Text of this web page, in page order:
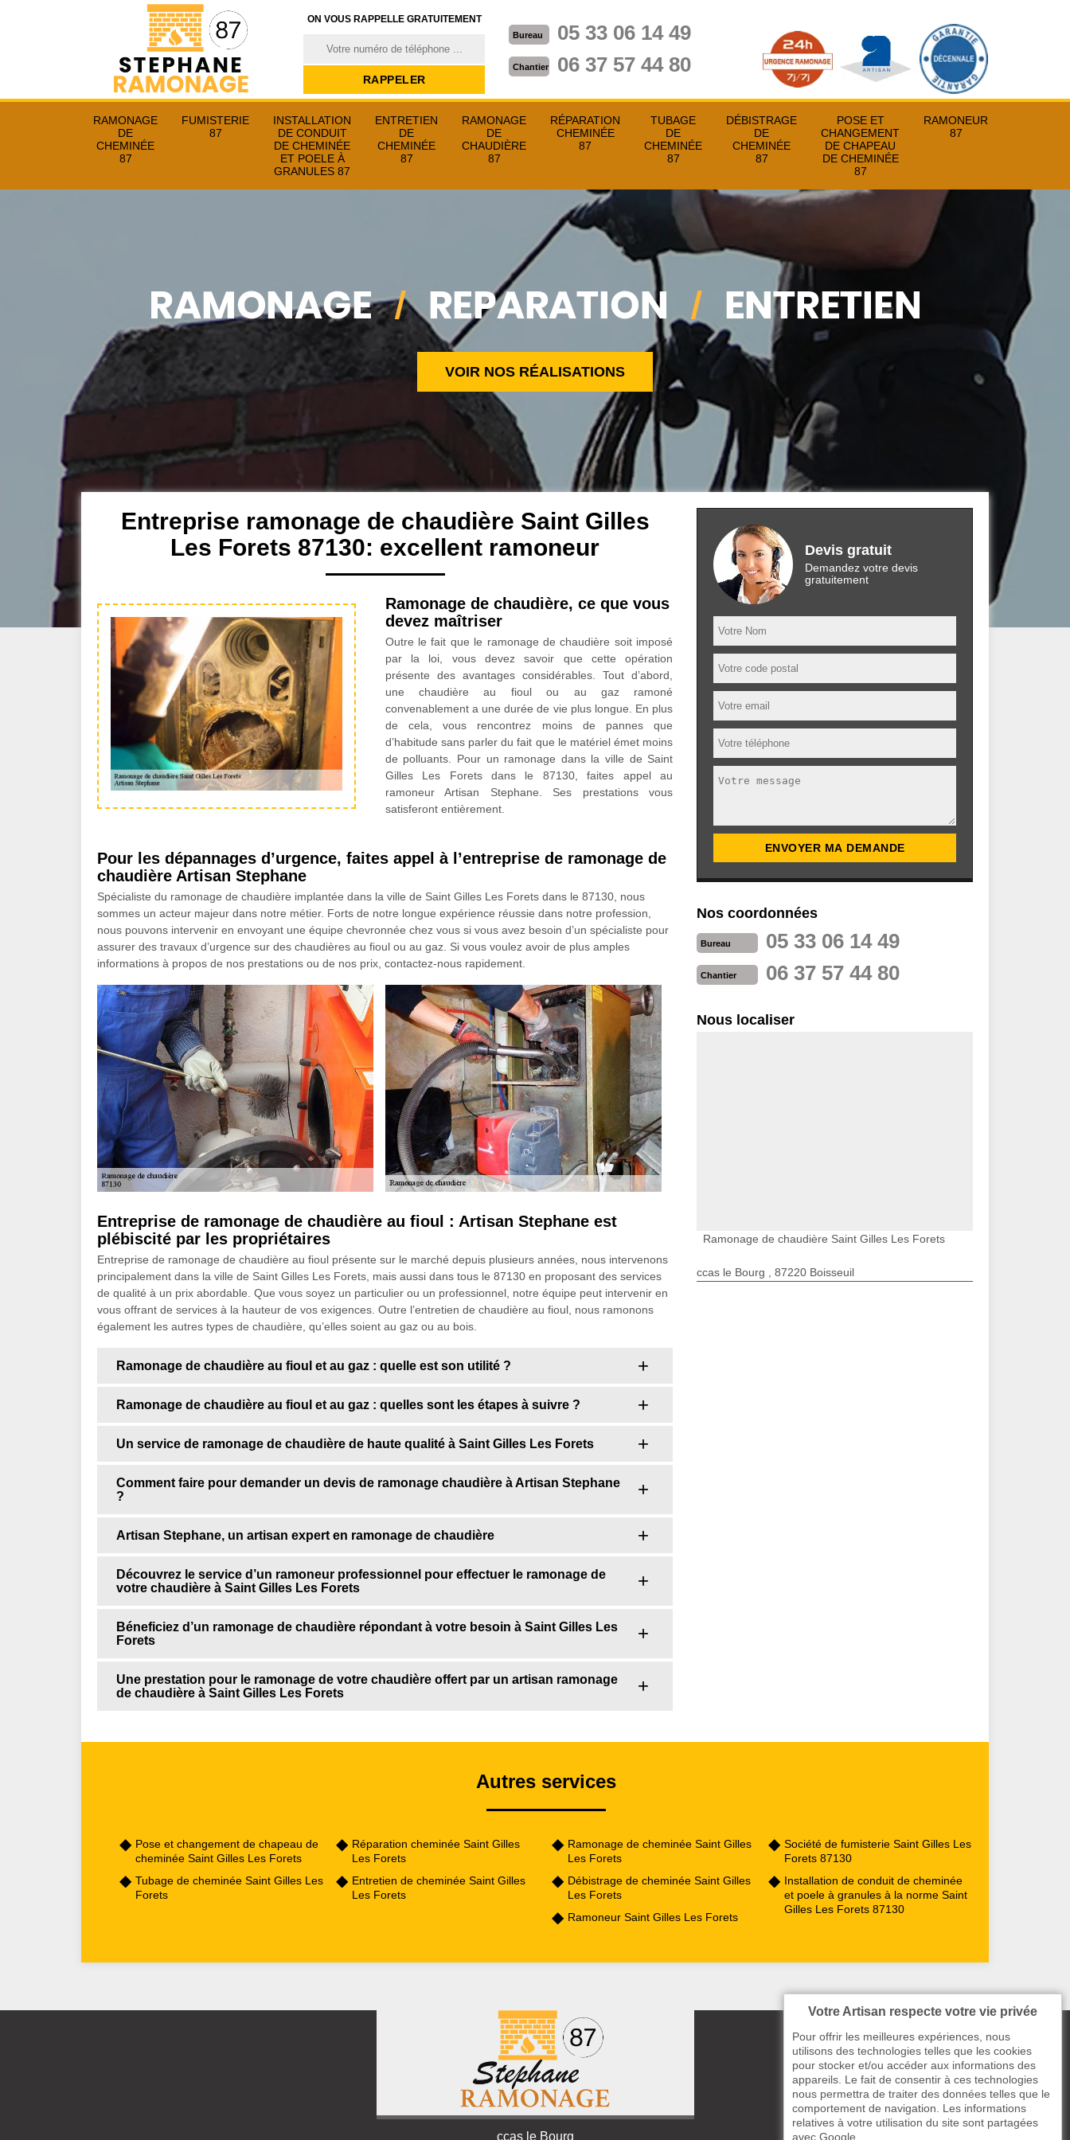
ON VOUS RAPPELLE GRATUITEMENT
Bureau 05 33 06 14 49
Chantier 06 37 57 44 80
RAMONAGE
DE
CHEMINÉE
87
FUMISTERIE
87
INSTALLATION
DE CONDUIT
DE CHEMINÉE
ET POELE À
GRANULES 87
ENTRETIEN
DE
CHEMINÉE
87
RAMONAGE
DE
CHAUDIÈRE
87
RÉPARATION
CHEMINÉE
87
TUBAGE
DE
CHEMINÉE
87
DÉBISTRAGE
DE
CHEMINÉE
87
POSE ET
CHANGEMENT
DE CHAPEAU
DE CHEMINÉE
87
RAMONEUR
87
VOIR NOS RÉALISATIONS
Entreprise ramonage de chaudière Saint Gilles
Les Forets 87130: excellent ramoneur
Ramonage de chaudière, ce que vous
devez maîtriser
Outre le fait que le ramonage de chaudière soit imposé
par la loi, vous devez savoir que cette opération
présente des avantages considérables. Tout d’abord,
une chaudière au fioul ou au gaz ramoné
convenablement a une durée de vie plus longue. En plus
de cela, vous rencontrez moins de pannes que
d’habitude sans parler du fait que le matériel émet moins
de polluants. Pour un ramonage dans la ville de Saint
Gilles Les Forets dans le 87130, faites appel au
ramoneur Artisan Stephane. Ses prestations vous
satisferont entièrement.
Pour les dépannages d’urgence, faites appel à l’entreprise de ramonage de
chaudière Artisan Stephane
Spécialiste du ramonage de chaudière implantée dans la ville de Saint Gilles Les Forets dans le 87130, nous
sommes un acteur majeur dans notre métier. Forts de notre longue expérience réussie dans notre profession,
nous pouvons intervenir en envoyant une équipe chevronnée chez vous si vous avez besoin d’un spécialiste pour
assurer des travaux d’urgence sur des chaudières au fioul ou au gaz. Si vous voulez avoir de plus amples
informations à propos de nos prestations ou de nos prix, contactez-nous rapidement.
Entreprise de ramonage de chaudière au fioul : Artisan Stephane est
plébiscité par les propriétaires
Entreprise de ramonage de chaudière au fioul présente sur le marché depuis plusieurs années, nous intervenons
principalement dans la ville de Saint Gilles Les Forets, mais aussi dans tous le 87130 en proposant des services
de qualité à un prix abordable. Que vous soyez un particulier ou un professionnel, notre équipe peut intervenir en
vous offrant de services à la hauteur de vos exigences. Outre l’entretien de chaudière au fioul, nous ramonons
également les autres types de chaudière, qu’elles soient au gaz ou au bois.
Ramonage de chaudière au fioul et au gaz : quelle est son utilité ?
Ramonage de chaudière au fioul et au gaz : quelles sont les étapes à suivre ?
Un service de ramonage de chaudière de haute qualité à Saint Gilles Les Forets
Comment faire pour demander un devis de ramonage chaudière à Artisan Stephane
?
Artisan Stephane, un artisan expert en ramonage de chaudière
Découvrez le service d’un ramoneur professionnel pour effectuer le ramonage de
votre chaudière à Saint Gilles Les Forets
Béneficiez d’un ramonage de chaudière répondant à votre besoin à Saint Gilles Les
Forets
Une prestation pour le ramonage de votre chaudière offert par un artisan ramonage
de chaudière à Saint Gilles Les Forets
Devis gratuit
Demandez votre devis
gratuitement
Nos coordonnées
Bureau 05 33 06 14 49
Chantier 06 37 57 44 80
Nous localiser
Ramonage de chaudière Saint Gilles Les Forets
ccas le Bourg , 87220 Boisseuil
Autres services
Pose et changement de chapeau de
cheminée Saint Gilles Les Forets
Tubage de cheminée Saint Gilles Les
Forets
Réparation cheminée Saint Gilles
Les Forets
Entretien de cheminée Saint Gilles
Les Forets
Ramonage de cheminée Saint Gilles
Les Forets
Débistrage de cheminée Saint Gilles
Les Forets
Ramoneur Saint Gilles Les Forets
Société de fumisterie Saint Gilles Les
Forets 87130
Installation de conduit de cheminée
et poele à granules à la norme Saint
Gilles Les Forets 87130
ccas le Bourg
Votre Artisan respecte votre vie privée
Pour offrir les meilleures expériences, nous
utilisons des technologies telles que les cookies
pour stocker et/ou accéder aux informations des
appareils. Le fait de consentir à ces technologies
nous permettra de traiter des données telles que le
comportement de navigation. Les informations
relatives à votre utilisation du site sont partagées
avec Google.